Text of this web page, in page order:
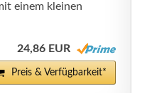
einem kleinen
24,86 EUR
Preis & Verfügbarkeit*